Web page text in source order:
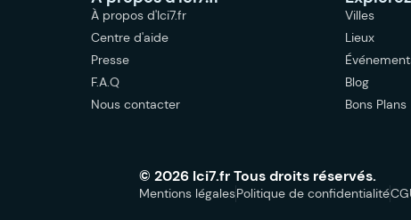
À propos d'Ici7.fr
Centre d'aide
Presse
F.A.Q
Nous contacter
Villes
Lieux
Blog
Bons Plans
© 2026 Ici7.fr Tous droits réservés.
Mentions légalesPolitique de confidentialité